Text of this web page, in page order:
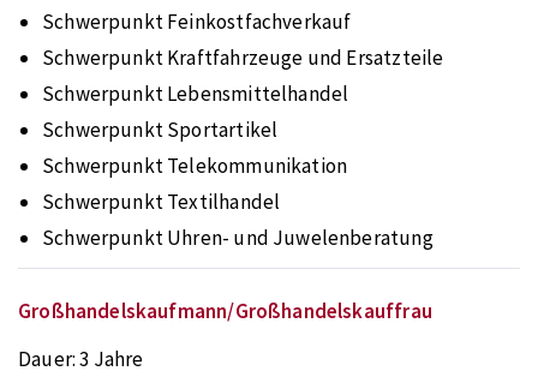
Schwerpunkt Feinkostfachverkauf
Schwerpunkt Kraftfahrzeuge und Ersatzteile
Schwerpunkt Lebensmittelhandel
Schwerpunkt Sportartikel
Schwerpunkt Telekommunikation
Schwerpunkt Textilhandel
Schwerpunkt Uhren- und Juwelenberatung
Großhandelskaufmann/Großhandelskauffrau
Dauer:3 Jahre